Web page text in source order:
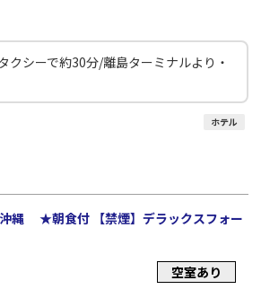
クシーで約30分/離島ターミナルより・
ホテル
縄 ★朝食付 【禁煙】デラックスフォー
空室あり